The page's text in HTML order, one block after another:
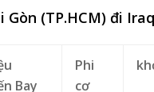
Gòn (TP.HCM) đi Iraq
Bay
Phi
cơ